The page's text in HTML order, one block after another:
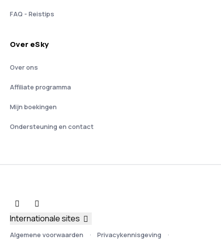
FAQ - Reistips
Over eSky
Over ons
Affiliate programma
Mijn boekingen
Ondersteuning en contact
Algemene voorwaarden Privacykennisgeving
Internationale sites